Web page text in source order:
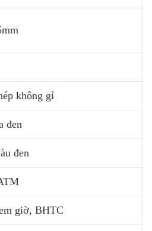
không gỉ
đen
đen
giờ, BHTC